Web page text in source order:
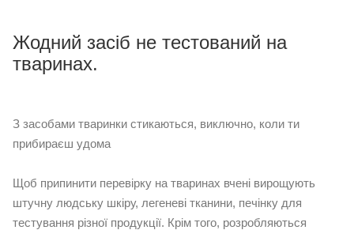
Жодний засіб не тестований на
тваринах.
З засобами тваринки стикаються, виключно, коли ти
прибираєш удома
Щоб припинити перевірку на тваринах вчені вирощують
штучну людську шкіру, легеневі тканини, печінку для
тестування різної продукції. Крім того, розробляються